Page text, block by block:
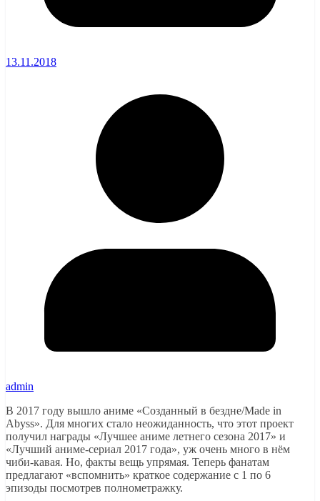
13.11.2018
admin
В 2017 году вышло аниме «Созданный в бездне/Made in
Abyss». Для многих стало неожиданность, что этот проект
получил награды «Лучшее аниме летнего сезона 2017» и
«Лучший аниме-сериал 2017 года», уж очень много в нём
чиби-кавая. Но, факты вещь упрямая. Теперь фанатам
предлагают «вспомнить» краткое содержание с 1 по 6
эпизоды посмотрев полнометражку.